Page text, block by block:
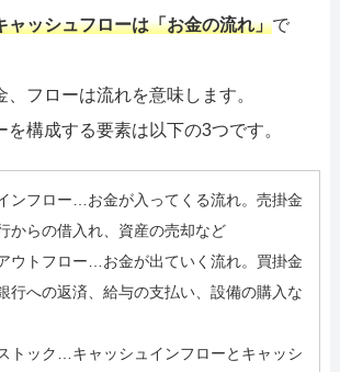
ャッシュフローは「お金の流れ」で
フローは流れを意味します。
を構成する要素は以下の3つです。
ンフロー…お金が入ってくる流れ。売掛金
からの借入れ、資産の売却など
ウトフロー…お金が出ていく流れ。買掛金
行への返済、給与の支払い、設備の購入な
トック…キャッシュインフローとキャッシ